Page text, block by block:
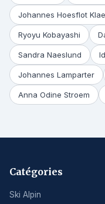
Johannes Hoesflot
Ryoyu Kobayashi
Sandra Naeslund
Johannes Lamparter
Anna Odine Stroem
Catégories
Ski Alpin